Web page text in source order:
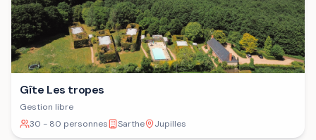
Gîte Les tropes
Gestion libre
30 - 80 personnes
Sarthe Jupilles